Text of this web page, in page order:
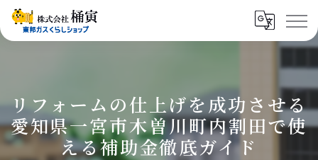
リフォームの仕上げを成功させる
愛知県一宮市木曽川町内割田で使
える補助金徹底ガイド